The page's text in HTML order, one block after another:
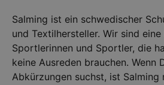
Salming ist ein schwedischer
und Textilhersteller. Wir sind
Sportlerinnen und Sportler, die
keine Ausreden brauchen. Wenn
Abkürzungen suchst, ist Salming